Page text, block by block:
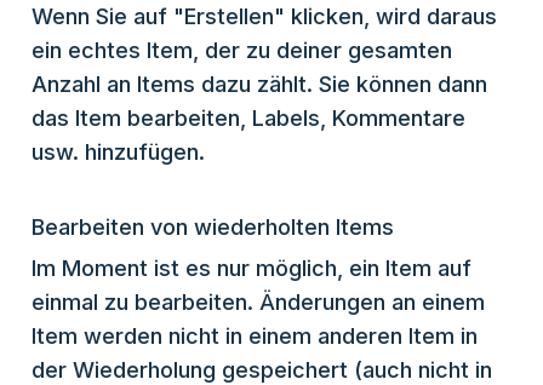
Wenn Sie auf "Erstellen" klicken, wird daraus
ein echtes Item, der zu deiner gesamten
Anzahl an Items dazu zählt. Sie können dann
das Item bearbeiten, Labels, Kommentare
usw. hinzufügen.
Bearbeiten von wiederholten Items
Im Moment ist es nur möglich, ein Item auf
einmal zu bearbeiten. Änderungen an einem
Item werden nicht in einem anderen Item in
der Wiederholung gespeichert (auch nicht in